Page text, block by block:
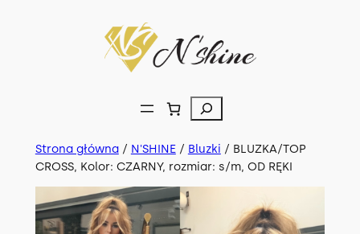
Szukaj
Strona główna/ N'SHINE/ Bluzki / BLUZKA/TOP
CROSS, Kolor: CZARNY, rozmiar: s/m, OD RĘKI